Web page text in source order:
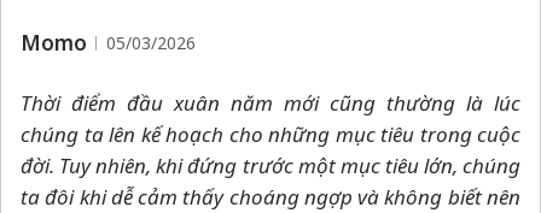
Momo 05/03/2026
Thời điểm đầu xuân năm mới cũng thường là lúc
chúng ta lên kế hoạch cho những mục tiêu trong cuộc
đời. Tuy nhiên, khi đứng trước một mục tiêu lớn, chúng
ta đôi khi dễ cảm thấy choáng ngợp và không biết nên